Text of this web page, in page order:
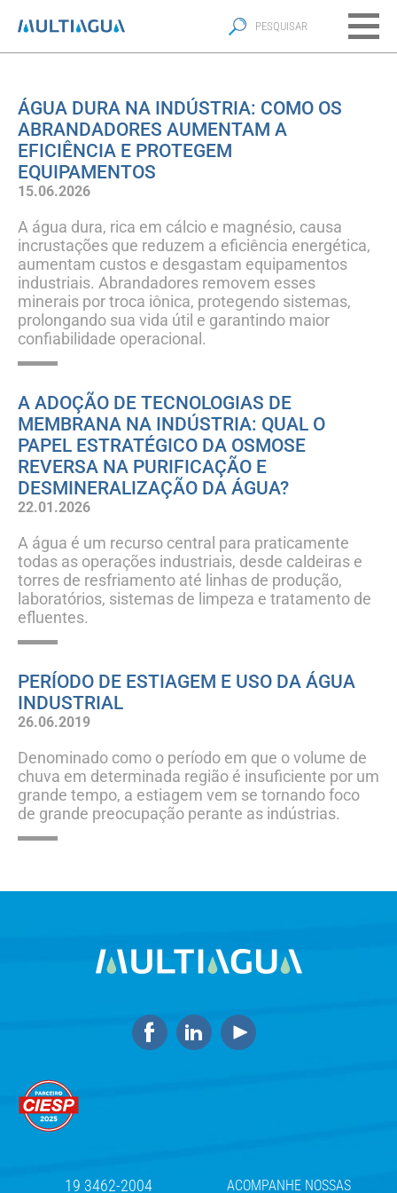
ÁGUA DURA NA INDÚSTRIA: COMO OS
ABRANDADORES AUMENTAM A
EFICIÊNCIA E PROTEGEM
EQUIPAMENTOS
15.06.2026
A água dura, rica em cálcio e magnésio, causa
incrustações que reduzem a eficiência energética,
aumentam custos e desgastam equipamentos
industriais. Abrandadores removem esses
minerais por troca iônica, protegendo sistemas,
prolongando sua vida útil e garantindo maior
confiabilidade operacional.
A ADOÇÃO DE TECNOLOGIAS DE
MEMBRANA NA INDÚSTRIA: QUAL O
PAPEL ESTRATÉGICO DA OSMOSE
REVERSA NA PURIFICAÇÃO E
DESMINERALIZAÇÃO DA ÁGUA?
22.01.2026
A água é um recurso central para praticamente
todas as operações industriais, desde caldeiras e
torres de resfriamento até linhas de produção,
laboratórios, sistemas de limpeza e tratamento de
efluentes.
PERÍODO DE ESTIAGEM E USO DA ÁGUA
INDUSTRIAL
26.06.2019
Denominado como o período em que o volume de
chuva em determinada região é insuficiente por um
grande tempo, a estiagem vem se tornando foco
de grande preocupação perante as indústrias.
19 3462-2004 ACOMPANHE NOSSAS